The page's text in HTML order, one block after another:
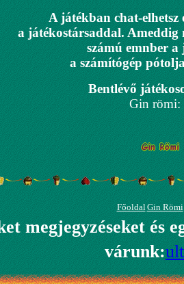
A játékban chat-elhetsz
a játékostársaddal. Ameddig
számú emnber a
a számítógép
Bentlévő
Gin römi:
FőoldalGin Römi
megjegyzéseket és
várunk: